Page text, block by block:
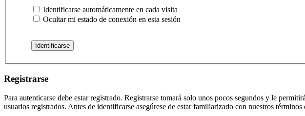
Identificarse automáticamente en cada visita
Ocultar mi estado de conexión en esta sesión
Registrarse
Para autenticarse debe estar registrado. Registrarse tomará solo unos pocos segundos y le
usuarios registrados. Antes de identificarse asegúrese de estar familiarizado con nuestros